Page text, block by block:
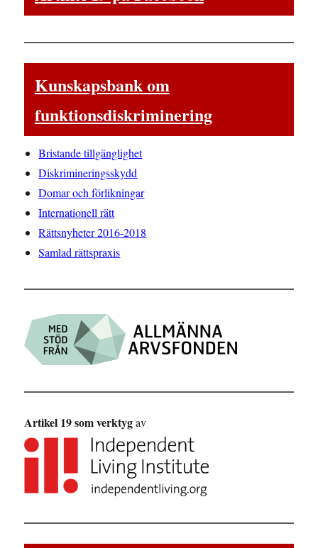
Kunskapsbank om
funktionsdiskriminering
Bristande tillgänglighet
Diskrimineringsskydd
Domar och förlikningar
Internationell rätt
Rättsnyheter 2016-2018
Samlad rättspraxis
Artikel 19 som verktygav